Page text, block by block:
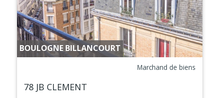
BOULOGNE BILLANCOURT
Marchand de biens
78 JB CLEMENT